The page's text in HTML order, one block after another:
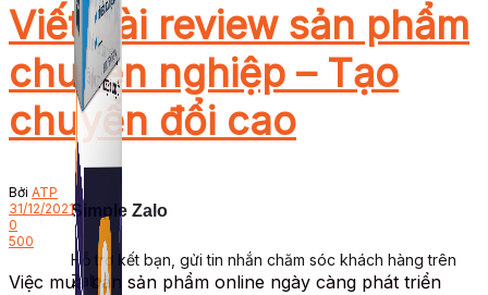
Simple Zalo
Hỗ trợ kết bạn, gửi tin nhắn chăm sóc khách hàng trên
Zalo.
Viết bài review sản phẩm
chuyên nghiệp – Tạo
chuyển đổi cao
Bởi ATP
31/12/2021
0
500
Việc mua bán sản phẩm online ngày càng phát triển